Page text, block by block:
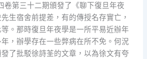
卷第三十二期頒發了《聊下復旦年夜
生宿舍前提差，有的傳授名存實亡，
。那時復旦年夜學是一所平易近辦年
，辦學存在一些弊病在所不免。何況
發了批駁徐詩荃的文章，以為徐文有夸